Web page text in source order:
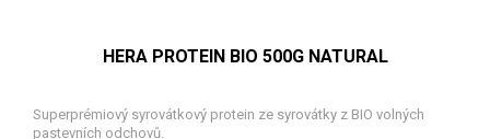
HERA PROTEIN BIO 500G NATURAL
Superprémiový syrovátkový protein ze syrovátky z BIO volných
pastevních odchovů.